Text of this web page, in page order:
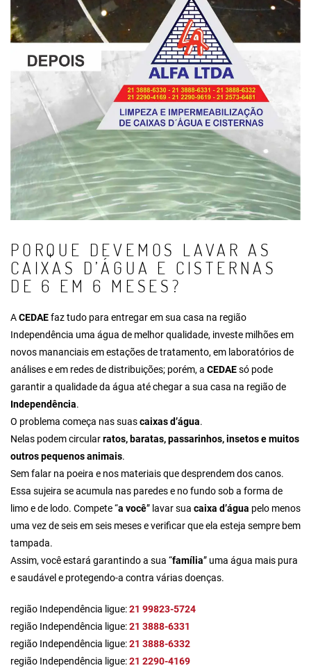
PORQUE DEVEMOS LAVAR AS
CAIXAS D’ÁGUA E CISTERNAS
DE 6 EM 6 MESES?
ACEDAEfaz tudo para entregar em sua casa na região
Independência uma água de melhor qualidade, investe milhões em
novos mananciais em estações de tratamento, em laboratórios de
análises e em redes de distribuições; porém, a CEDAEsó pode
garantir a qualidade da água até chegar a sua casa na região de
Independência.
O problema começa nas suascaixas d’água.
Nelas podem circularratos, baratas, passarinhos, insetos e muitos
outros pequenos animais.
Sem falar na poeira e nos materiais que desprendem dos canos.
Essa sujeira se acumula nas paredes e no fundo sob a forma de
limo e de lodo. Compete “a você” lavar sua caixa d’água pelo menos
uma vez de seis em seis meses e verificar que ela esteja sempre bem
tampada.
Assim, você estará garantindo a sua “família” uma água mais pura
e saudável e protegendo-a contra várias doenças.
região Independência ligue:21 99823-5724
região Independência ligue:21 3888-6331
região Independência ligue:21 3888-6332
região Independência ligue:21 2290-4169